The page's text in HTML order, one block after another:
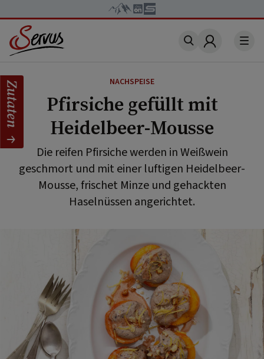
Account
NACHSPEISE
Pfirsiche gefüllt mit
Heidelbeer-Mousse
Die reifen Pfirsiche werden in Weißwein
geschmort und mit einer luftigen Heidelbeer-
Mousse, frischet Minze und gehackten
Haselnüssen angerichtet.
Zutaten